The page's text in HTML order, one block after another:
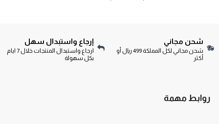
شحن مجاني
شحن مجاني لكل المملكة 499 ريال أو
أكثر
إرجاع واستبدال سهل
ارجاع واستبدال المنتجات خلال 7 ايام
بكل سهولة
روابط مهمة